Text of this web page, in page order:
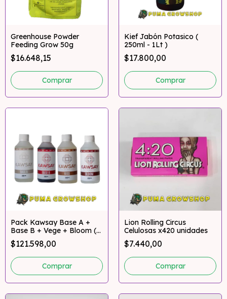
Greenhouse Powder
Feeding Grow 50g
$16.648,15
Kief Jabón Potasico (
250ml - 1Lt )
$17.800,00
Comprar
Pack Kawsay Base A +
Base B + Vege + Bloom (
250ml + 500ml )
$121.598,00
Comprar
Lion Rolling Circus
Celulosas x420 unidades
$7.440,00